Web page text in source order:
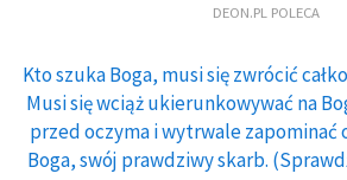
DEON.PL POLECA
Kto szuka Boga, musi się zwrócić
Musi się wciąż ukierunkowywać na
przed oczyma i wytrwale zapominać
Boga, swój prawdziwy skarb.